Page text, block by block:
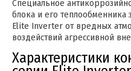
Специальное
блока и его
Elite Inverter от вредных
воздействий агрессивной
Характеристики